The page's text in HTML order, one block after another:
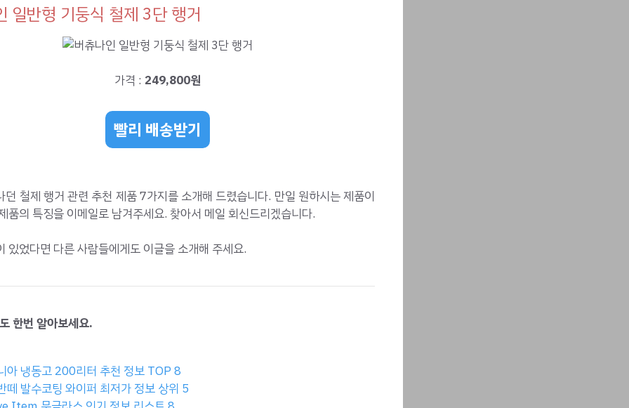
일반형 기둥식 철제 3단 행거
가격 : 249,800원
빨리 배송받기
던 철제 행거 관련 추천 제품 7가지를 소개해 드렸습니다. 만일 원하시는 제품이
품의 특징을 이메일로 남겨주세요. 찾아서 메일 회신드리겠습니다.
있었다면 다른 사람들에게도 이글을 소개해 주세요.
한번 알아보세요.
아 냉동고 200리터 추천 정보 TOP 8
떼 발수코팅 와이퍼 최저가 정보 상위 5